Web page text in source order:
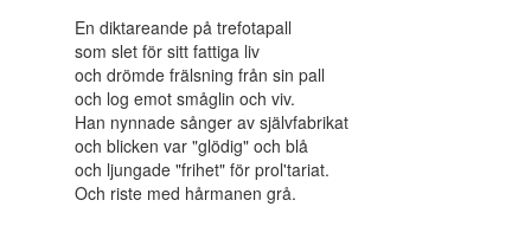
En diktareande på trefotapall
som slet för sitt fattiga liv
och drömde frälsning från sin pall
och log emot småglin och viv.
Han nynnade sånger av självfabrikat
och blicken var "glödig" och blå
och ljungade "frihet" för prol'tariat.
Och riste med hårmanen grå.